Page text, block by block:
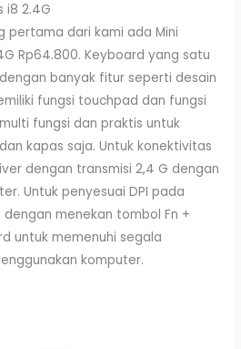
i8 2.4G
pertama dari kami ada Mini
Rp64.800. Keyboard yang satu
banyak fitur seperti desain
fungsi touchpad dan fungsi
fungsi dan praktis untuk
kapas saja. Untuk konektivitas
dengan transmisi 2,4 G dengan
Untuk penyesuai DPI pada
menekan tombol Fn +
untuk memenuhi segala
komputer.